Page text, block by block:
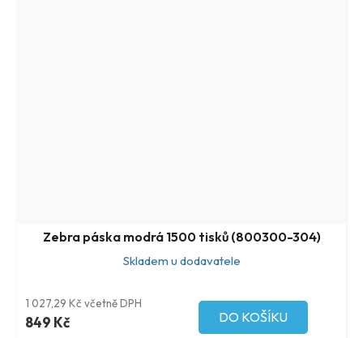
Zebra páska modrá 1500 tisků (800300-304)
Skladem u dodavatele
1 027,29 Kč včetně DPH
849 Kč DO KOŠÍKU